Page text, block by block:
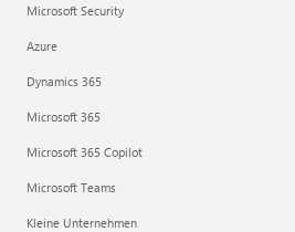
Microsoft Security
Azure
Dynamics 365
Microsoft 365
Microsoft 365 Copilot
Microsoft Teams
Kleine Unternehmen